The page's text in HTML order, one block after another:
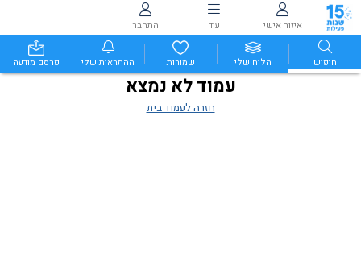
איזור אישי עוד התחבר
חיפוש הלוח שלי שמורות ההתראות שלי פרסם מודעה
עמוד לא נמצא
חזרה לעמוד בית